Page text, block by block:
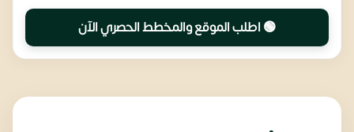
🟢 اطلب الموقع والمخطط الحصري الآن